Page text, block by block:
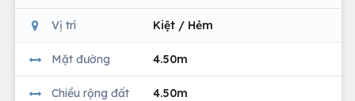
Vị trí Kiệt / Hẻm
Mặt đường 4.50m
Chiều rộng đất 4.50m